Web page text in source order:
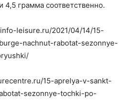
4,5 грамма соответственно.
leisure.ru/2021/04/14/15-
nachnut-rabotat-sezonnye-
15-aprelya-v-sankt-
sezonnye-tochki-po-